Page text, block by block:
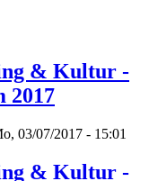
& Kultur -
2017
03/07/2017 - 15:01
& Kultur -